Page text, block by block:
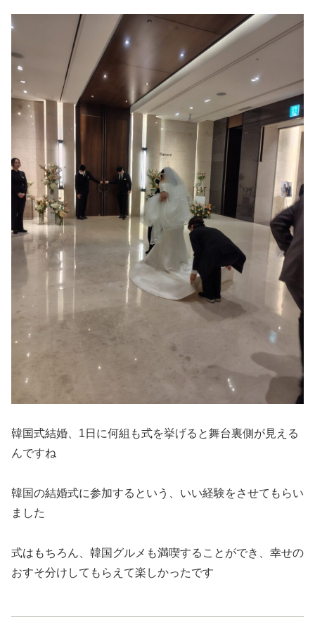
韓国式結婚、1日に何組も式を挙げると舞台裏側が見える
んですね
韓国の結婚式に参加するという、いい経験をさせてもらい
ました
式はもちろん、韓国グルメも満喫することができ、幸せの
おすそ分けしてもらえて楽しかったです